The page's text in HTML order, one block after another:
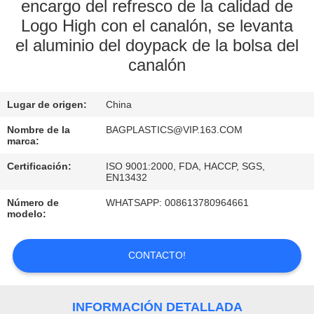
CONTROL
DE
EN
CONTACTO
UNA
CITA
encargo del refresco de la calidad de
Logo High con el canalón, se levanta
el aluminio del doypack de la bolsa del
canalón
Lugar de origen: China
Nombre de la
marca:
BAGPLASTICS@VIP.163.COM
Certificación:
ISO 9001:2000, FDA, HACCP, SGS,
EN13432
Número de
modelo:
WHATSAPP: 008613780964661
CONTACTO!
INFORMACIÓN DETALLADA